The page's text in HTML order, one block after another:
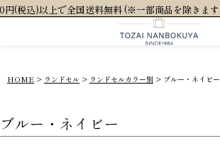
一部商品を除きます)
HOME ランドセル ランドセルカラー別 ブルー・ネイビー
ブルー・ネイビー